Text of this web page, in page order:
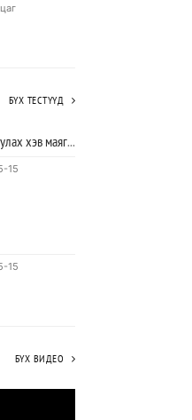
БҮХ ТЕСТҮҮД
Зөрөлдөөнийг зохицуулах хэв маягийг тодорхойлох тест
15
15
БҮХ ВИДЕО